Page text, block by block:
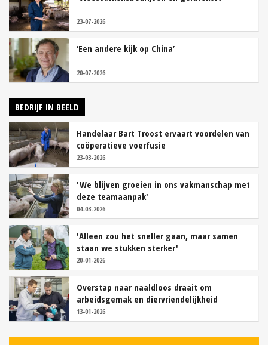
23-07-2026
‘Een andere kijk op China’
20-07-2026
BEDRIJF IN BEELD
Handelaar Bart Troost ervaart voordelen van
coöperatieve voerfusie
23-03-2026
'We blijven groeien in ons vakmanschap met
deze teamaanpak'
04-03-2026
'Alleen zou het sneller gaan, maar samen
staan we stukken sterker'
20-01-2026
Overstap naar naaldloos draait om
arbeidsgemak en diervriendelijkheid
13-01-2026